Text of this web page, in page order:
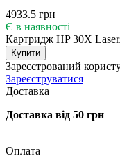
4933.5 грн
Є в наявності
Картридж HP 30X
Купити
Зареєстрований
Зареєструватися
Доставка
Доставка від 50 грн
Оплата